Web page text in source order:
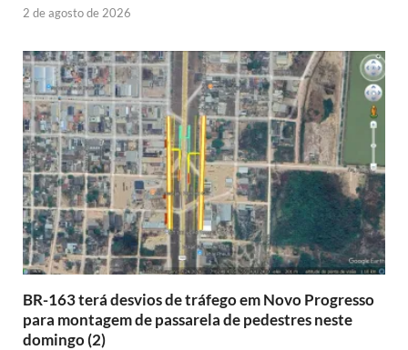
2 de agosto de 2026
BR-163 terá desvios de tráfego em Novo Progresso
para montagem de passarela de pedestres neste
domingo (2)